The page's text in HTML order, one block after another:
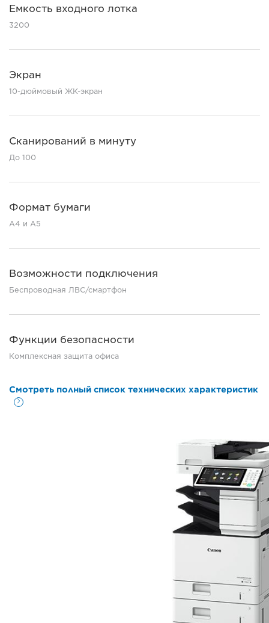
Емкость входного лотка
3200
Экран
10-дюймовый ЖК-экран
Сканирований в минуту
До 100
Формат бумаги
A4 и A5
Возможности подключения
Беспроводная ЛВС/смартфон
Функции безопасности
Комплексная защита офиса
Смотреть полный список технических характеристик